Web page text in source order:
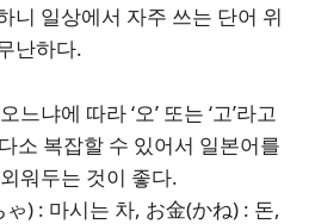
니 일상에서 자주 쓰는 단어 위
난하다.
냐에 따라 ‘오’ 또는 ‘고’라고
소 복잡할 수 있어서 일본어를
워두는 것이 좋다.
) : 마시는 차, お金(かね) : 돈,